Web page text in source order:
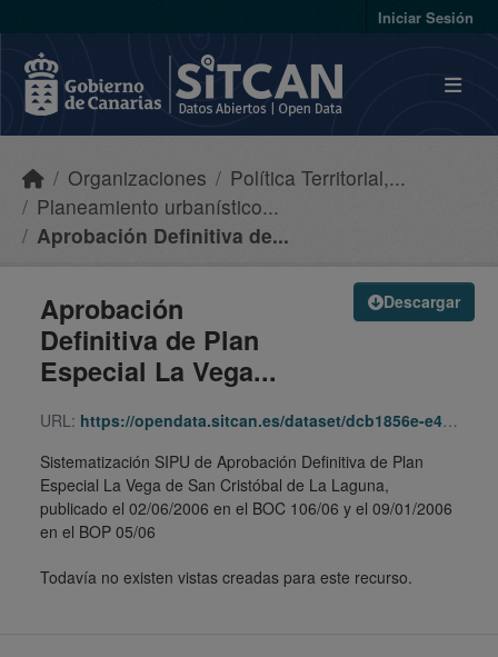
Iniciar Sesión
Organizaciones
Política Territorial,...
Planeamiento urbanístico...
Aprobación Definitiva de...
Descargar
Aprobación
Definitiva de Plan
Especial La Vega...
URL: https://opendata.sitcan.es/dataset/dcb1856e-e4fd-4b62-af1a-95039ef67c79/resource/b5a110c2-e7c8-4b16-93c9-a0891fab43c7/download/060110_pe_lavega_ad-sipu.zip
Sistematización SIPU de Aprobación Definitiva de Plan
Especial La Vega de San Cristóbal de La Laguna,
publicado el 02/06/2006 en el BOC 106/06 y el 09/01/2006
en el BOP 05/06
Todavía no existen vistas creadas para este recurso.